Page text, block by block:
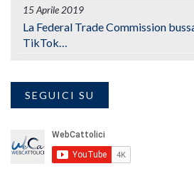
15 Aprile 2019
La Federal Trade Commission
TikTok…
SEGUICI SU